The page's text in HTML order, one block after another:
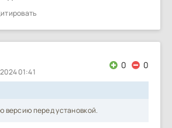
01:41
0 0
версию перед установкой.